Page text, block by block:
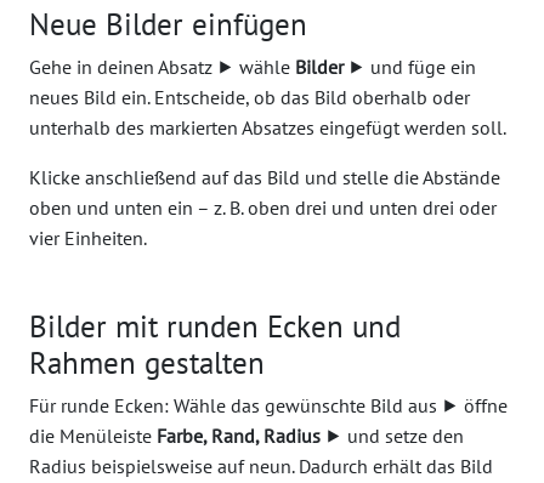
Neue Bilder einfügen
Gehe in deinen Absatz ⯈ wähle Bilder⯈ und füge ein
neues Bild ein. Entscheide, ob das Bild oberhalb oder
unterhalb des markierten Absatzes eingefügt werden soll.
Klicke anschließend auf das Bild und stelle die Abstände
oben und unten ein – z. B. oben drei und unten drei oder
vier Einheiten.
Bilder mit runden Ecken und
Rahmen gestalten
Für runde Ecken: Wähle das gewünschte Bild aus ⯈ öffne
die Menüleiste Farbe, Rand, Radius ⯈ und setze den
Radius beispielsweise auf neun. Dadurch erhält das Bild